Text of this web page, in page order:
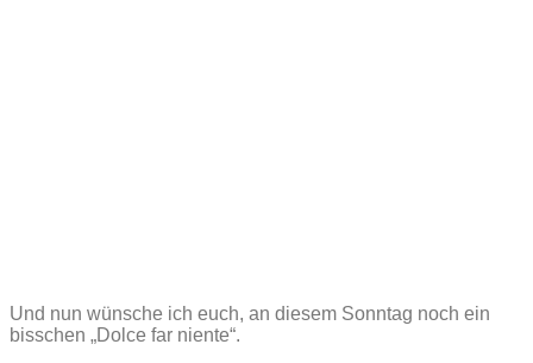
Und nun wünsche ich euch, an diesem Sonntag noch ein
bisschen „Dolce far niente“.